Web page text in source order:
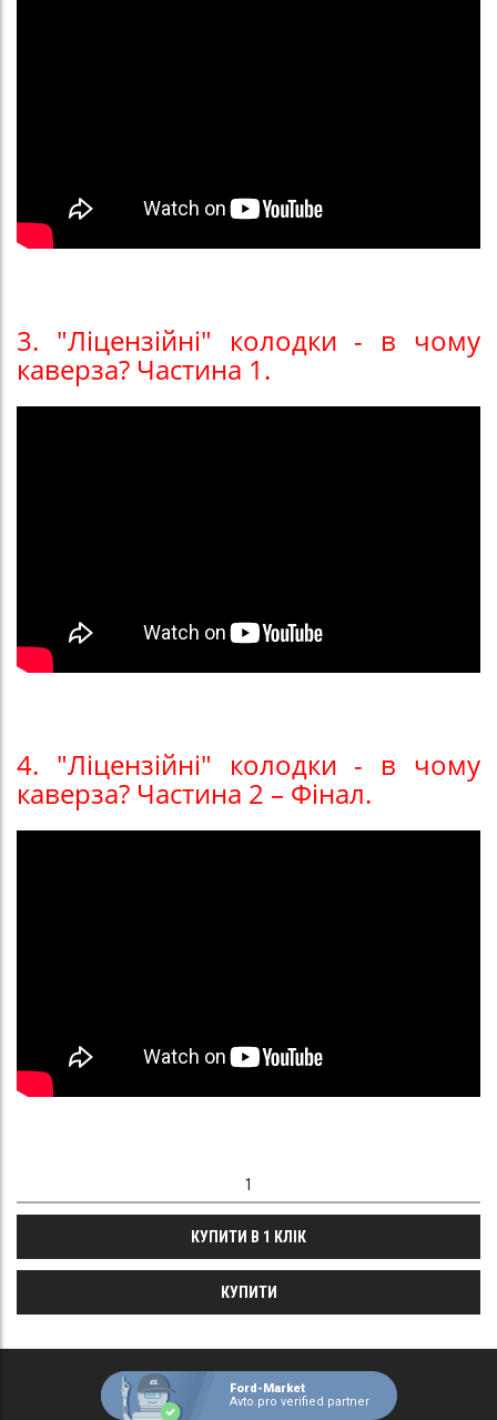
3. "Ліцензійні" колодки - в чому
каверза? Частина 1.
4. "Ліцензійні" колодки - в чому
каверза? Частина 2 – Фінал.
КУПИТИ В 1 КЛІК
КУПИТИ
Ford-Market
Avto.pro verified partner